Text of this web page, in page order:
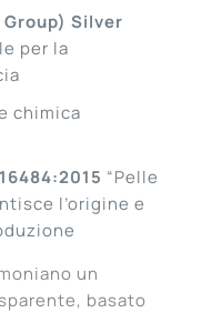
Silver
per la
chimica
“Pelle
l’origine e
un
basato